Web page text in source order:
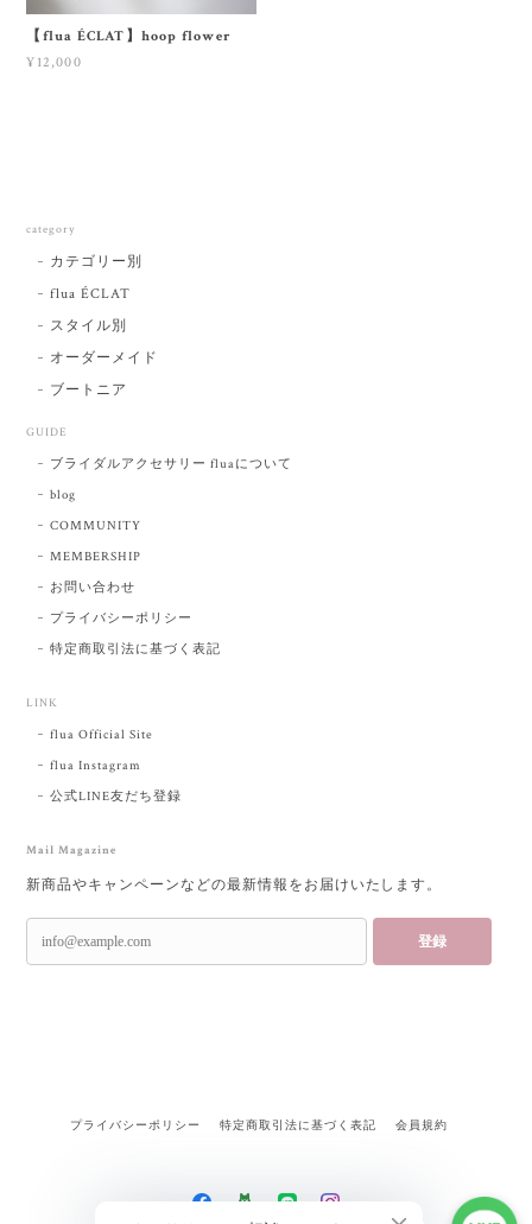
【flua ÉCLAT】hoop flower
¥12,000
category
カテゴリー別
flua ÉCLAT
スタイル別
オーダーメイド
ブートニア
GUIDE
ブライダルアクセサリー fluaについて
blog
COMMUNITY
MEMBERSHIP
お問い合わせ
プライバシーポリシー
特定商取引法に基づく表記
LINK
flua Official Site
flua Instagram
公式LINE友だち登録
Mail Magazine
新商品やキャンペーンなどの最新情報をお届けいたします。
登録
プライバシーポリシー 特定商取引法に基づく表記 会員規約